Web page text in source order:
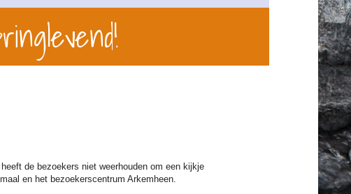
de bezoekers niet weerhouden om een kijkje
en het bezoekerscentrum Arkemheen.